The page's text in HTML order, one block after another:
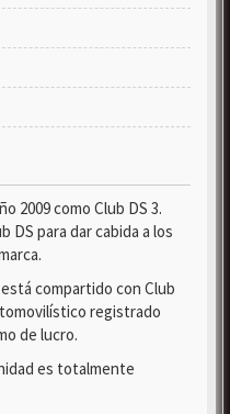
2009 como Club DS 3.
DS para dar cabida a los
compartido con Club
registrado
de lucro.
es totalmente